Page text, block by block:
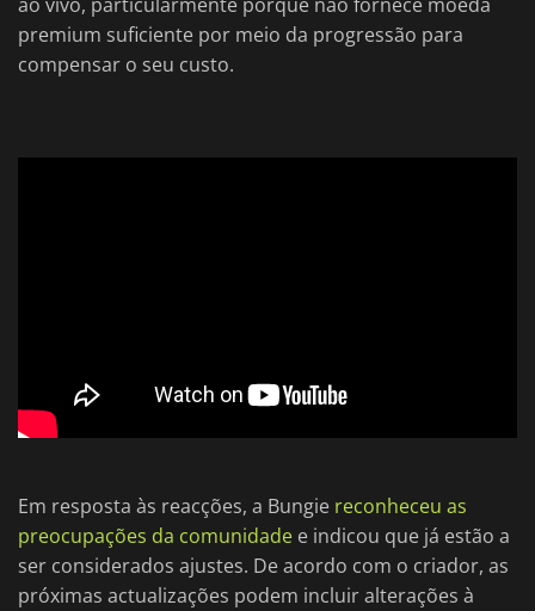
premium suficiente por meio da progressão para
compensar o seu custo.
Em resposta às reacções, a Bungie reconheceu as
preocupações da comunidade e indicou que já estão a
ser considerados ajustes. De acordo com o criador, as
próximas actualizações podem incluir alterações à